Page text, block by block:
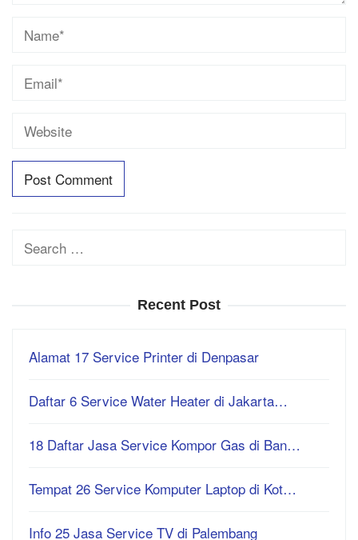
Search
Recent Post
Alamat 17 Service Printer di Denpasar
Daftar 6 Service Water Heater di Jakarta…
18 Daftar Jasa Service Kompor Gas di Ban…
Tempat 26 Service Komputer Laptop di Kot…
Info 25 Jasa Service TV di Palembang